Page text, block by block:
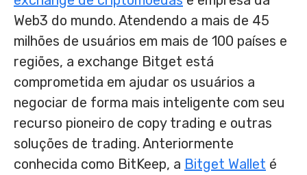
Web3 do mundo. Atendendo a mais de 45
milhões de usuários em mais de 100 países e
regiões, a exchange Bitget está
comprometida em ajudar os usuários a
negociar de forma mais inteligente com seu
recurso pioneiro de copy trading e outras
soluções de trading. Anteriormente
conhecida como BitKeep, a Bitget Wallet é